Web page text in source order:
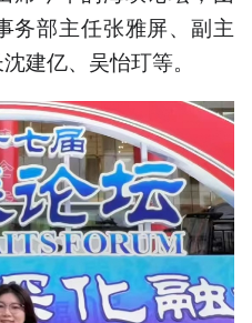
务部主任张雅屏、副主
建亿、吴怡玎等。